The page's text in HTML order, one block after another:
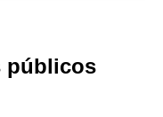
públicos